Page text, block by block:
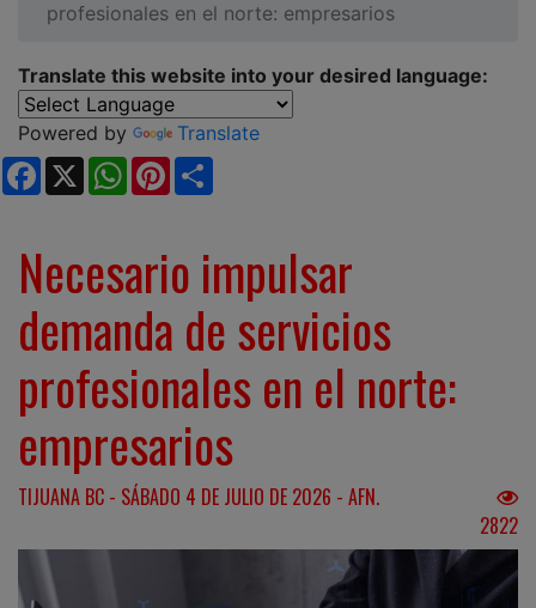
profesionales en el norte: empresarios
Translate this website into your desired language:
Powered by
Translate
Facebook
X WhatsApp
Pinterest
Necesario impulsar
demanda de servicios
profesionales en el norte:
empresarios
TIJUANA BC - SÁBADO 4 DE JULIO DE 2026 - AFN.
2822